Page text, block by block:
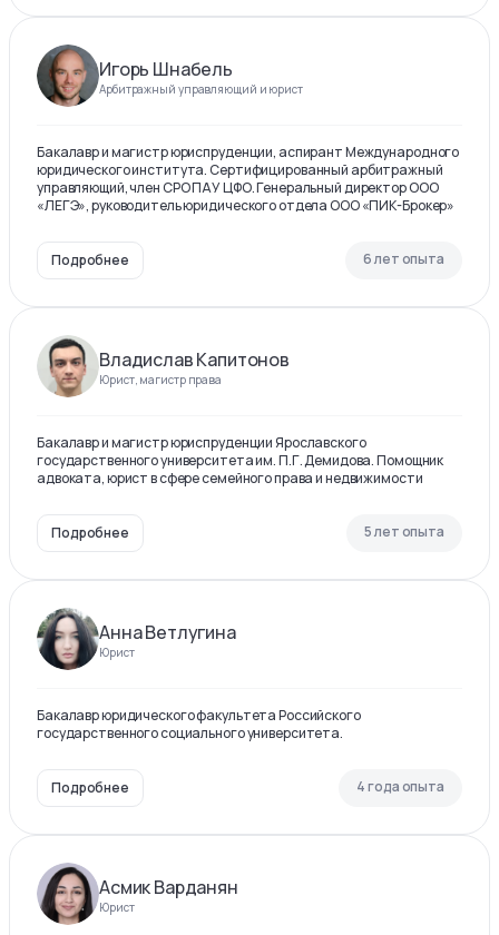
Игорь Шнабель
Арбитражный управляющий и юрист
Бакалавр и магистр юриспруденции, аспирант Международного
юридического института. Сертифицированный арбитражный
управляющий, член СРО ПАУ ЦФО. Генеральный директор ООО
«ЛЕГЭ», руководитель юридического отдела ООО «ПИК-Брокер»
Подробнее 6 лет опыта
Владислав Капитонов
Юрист, магистр права
Бакалавр и магистр юриспруденции Ярославского
государственного университета им. П.Г. Демидова. Помощник
адвоката, юрист в сфере семейного права и недвижимости
Подробнее 5 лет опыта
Анна Ветлугина
Юрист
Бакалавр юридического факультета Российского
государственного социального университета.
Подробнее 4 года опыта
Асмик Варданян
Юрист